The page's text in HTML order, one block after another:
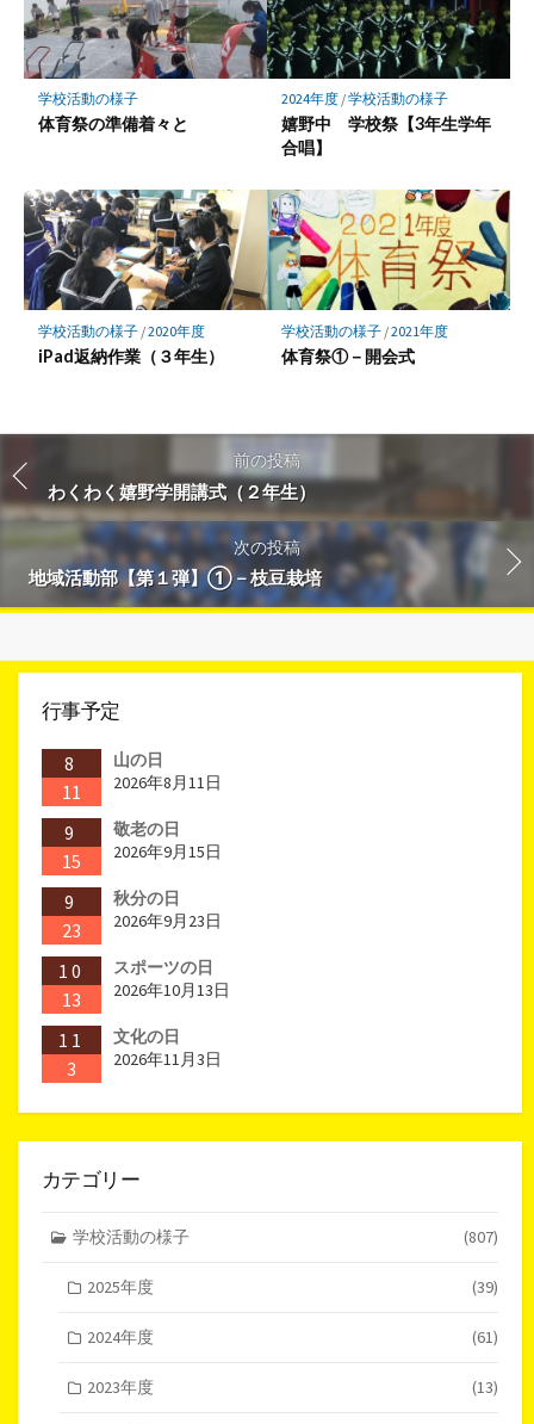
学校活動の様子
体育祭の準備着々と
2024年度/学校活動の様子
嬉野中 学校祭【3年生学年
合唱】
学校活動の様子/2020年度
iPad返納作業（３年生）
学校活動の様子/2021年度
体育祭①－開会式
前の投稿
わくわく嬉野学開講式（２年生）
次の投稿
地域活動部【第１弾】①－枝豆栽培
行事予定
8
11
山の日
2026年8月11日
9
15
敬老の日
2026年9月15日
9
23
秋分の日
2026年9月23日
10
13
スポーツの日
2026年10月13日
11
3
文化の日
2026年11月3日
カテゴリー
学校活動の様子 (807)
2025年度 (39)
2024年度 (61)
2023年度 (13)